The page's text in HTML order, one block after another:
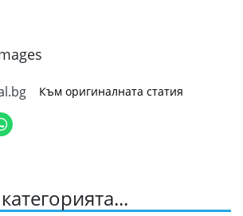
Към оригиналната статия